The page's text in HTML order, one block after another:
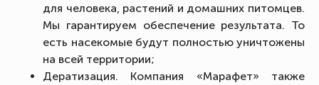
для человека, растений и домашних питомцев.
Мы гарантируем обеспечение результата. То
есть насекомые будут полностью уничтожены
на всей территории;
Дератизация. Компания «Марафет» также